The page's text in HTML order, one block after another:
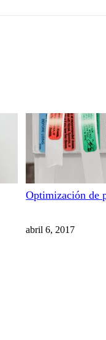
Optimización de
abril 6, 2017